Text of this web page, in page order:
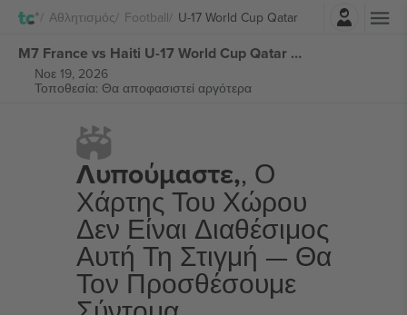
Αθλητισμός Football U-17 World Cup Qatar
Σύνδεση
M7 France vs Haiti U-17 World Cup Qatar εισιτήρια
Νοε 19, 2026
Τοποθεσία: Θα αποφασιστεί αργότερα
Λυπούμαστε,, Ο
Χάρτης Του Χώρου
Δεν Είναι Διαθέσιμος
Αυτή Τη Στιγμή — Θα
Τον Προσθέσουμε